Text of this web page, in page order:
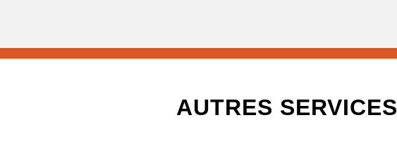
AUTRES SERVICES